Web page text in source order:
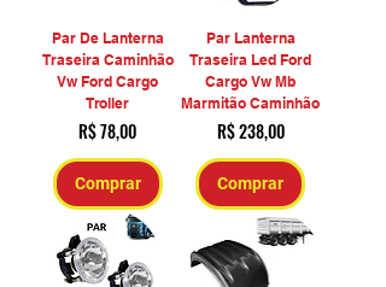
Par De Lanterna
Traseira Caminhão
Vw Ford Cargo
Troller
Preço
R$ 78,00
Comprar
Par Lanterna
Traseira Led Ford
Cargo Vw Mb
Marmitão Caminhão
Preço
R$ 238,00
Comprar